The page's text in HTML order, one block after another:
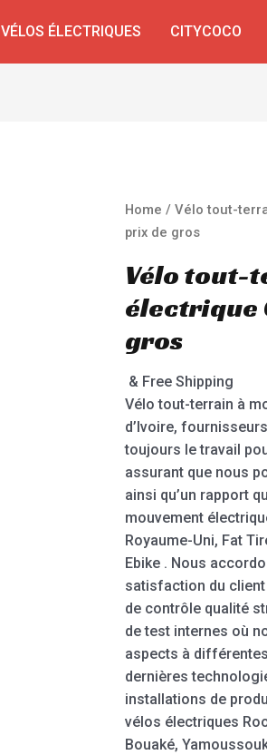
VÉLOS ÉLECTRIQUES CITYCOCO
Home / Vélo tout-
prix de gros
Vélo tout-
électrique
gros
& Free Shipping
Vélo tout-terrain à
d’Ivoire,
toujours le travail
assurant que nous
ainsi qu’un rapport
mouvement
Royaume-Uni, Fat
Ebike . Nous
satisfaction du
de contrôle qualité
de test internes où
aspects à
dernières
installations de
vélos électriques
Bouaké,